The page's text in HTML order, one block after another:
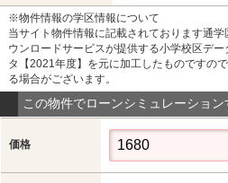
※物件情報の学区情報について
当サイト物件情報に記載されております通
ウンロードサービスが提供する小学校区デ
タ【2021年度】を元に加工したものですの
る場合がございます。
この物件でローンシミュレーション
価格